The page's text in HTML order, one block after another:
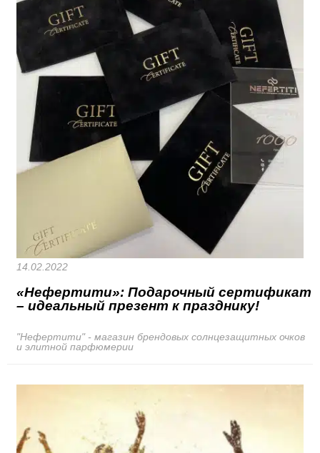
14.02.2022
«Нефертити»: Подарочный сертификат
– идеальный презент к празднику!
"Нефертити" - магазин брендовых солнцезащитных очков
и элитной парфюмерии